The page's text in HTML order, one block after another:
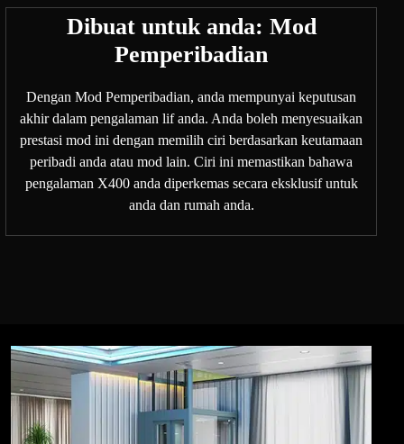
Dibuat untuk anda: Mod
Pemperibadian
Dengan Mod Pemperibadian, anda mempunyai keputusan
akhir dalam pengalaman lif anda. Anda boleh menyesuaikan
prestasi mod ini dengan memilih ciri berdasarkan keutamaan
peribadi anda atau mod lain. Ciri ini memastikan bahawa
pengalaman X400 anda diperkemas secara eksklusif untuk
anda dan rumah anda.